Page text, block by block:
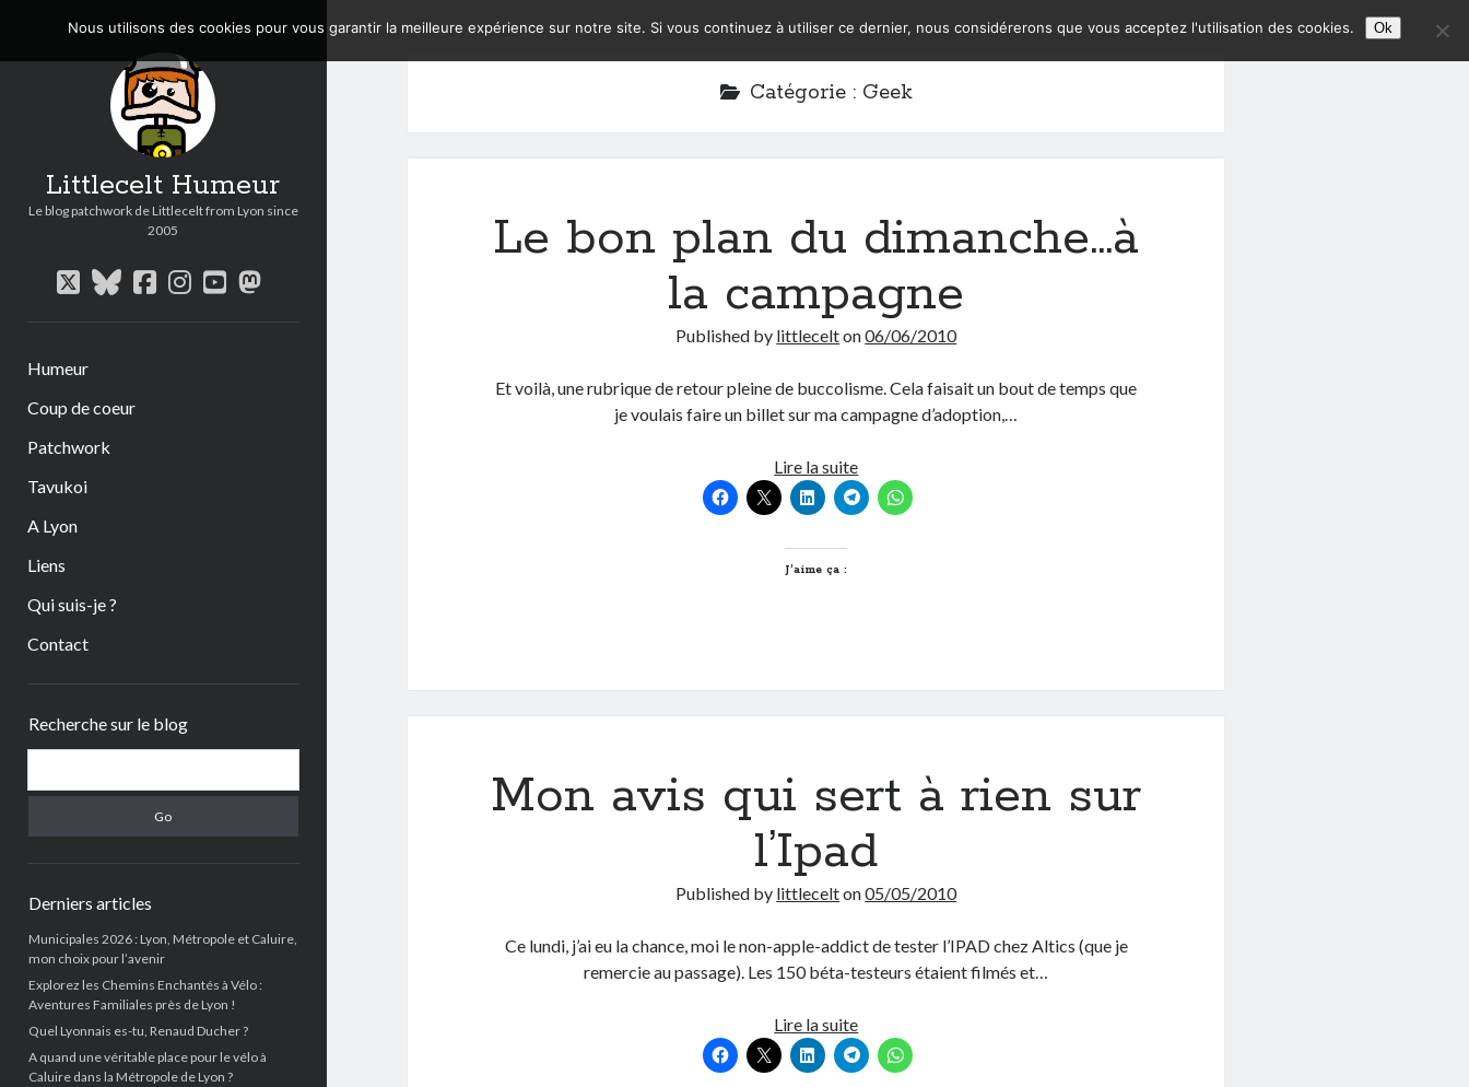
Littlecelt Humeur
Le blog patchwork de Littlecelt from Lyon since
2005
twitterbluesky
facebook
instagram
youtube
mastodon
Humeur
Coup de coeur
Patchwork
Tavukoi
A Lyon
Liens
Qui suis-je ?
Contact
Recherche sur le blog
Derniers articles
Municipales 2026 : Lyon, Métropole et Caluire,
mon choix pour l’avenir
Explorez les Chemins Enchantés à Vélo :
Aventures Familiales près de Lyon !
Quel Lyonnais es-tu, Renaud Ducher ?
A quand une véritable place pour le vélo à
Caluire dans la Métropole de Lyon ?
Catégorie : Geek
Le bon plan du dimanche…à
la campagne
Published by littlecelton06/06/2010
Et voilà, une rubrique de retour pleine de buccolisme. Cela faisait un bout de temps que
je voulais faire un billet sur ma campagne d’adoption,…
Lire la suiteLe
bon
plan
J’aime ça :
Mon avis qui sert à rien sur
l’Ipad
Published by littlecelton05/05/2010
Ce lundi, j’ai eu la chance, moi le non-apple-addict de tester l’IPAD chez Altics (que je
remercie au passage). Les 150 béta-testeurs étaient filmés et…
Lire la suiteMon
avis
qui
Nous utilisons des cookies pour vous garantir la meilleure expérience sur notre site. Si vous continuez à utiliser ce dernier, nous considérerons que vous acceptez l'utilisation des cookies. Ok